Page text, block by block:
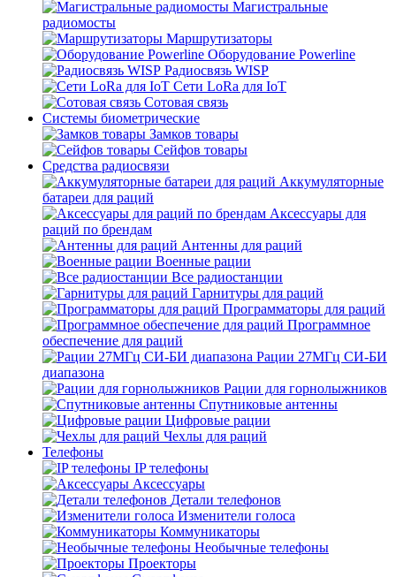
Магистральные
радиомосты
Маршрутизаторы
Оборудование Powerline
Радиосвязь WISP
Сети LoRa для IoT
Сотовая связь
Системы биометрические
Замков товары
Сейфов товары
Средства радиосвязи
Аккумуляторные
батареи для раций
Аксессуары для
раций по брендам
Антенны для раций
Военные рации
Все радиостанции
Гарнитуры для раций
Программаторы для раций
Программное
обеспечение для раций
Рации 27МГц СИ-БИ
диапазона
Рации для горнолыжников
Спутниковые антенны
Цифровые рации
Чехлы для раций
Телефоны
IP телефоны
Аксессуары
Детали телефонов
Изменители голоса
Коммуникаторы
Необычные телефоны
Проекторы